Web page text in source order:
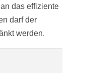
das effiziente
darf der
werden.